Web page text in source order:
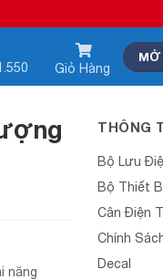
Giỏ Hàng
năng
THÔNG
Bộ Lưu
Bộ Thiết
Cân Điện
Chính
Decal